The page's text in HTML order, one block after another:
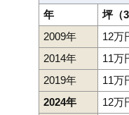
年
坪（
2009年
12万
2014年
11万
2019年
11万
2024年
12万